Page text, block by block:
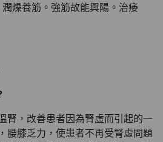
燥養筋。強筋故能興陽。治痿
腎，改善患者因為腎虛而引起的一
腰膝乏力，使患者不再受腎虛問題